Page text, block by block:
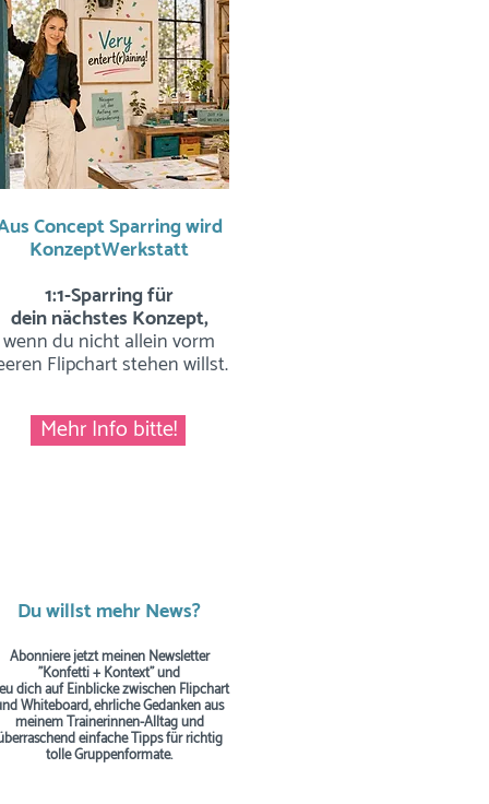
Concept Sparring wird
KonzeptWerkstatt
1:1-Sparring für
dein nächstes Konzept,
wenn du nicht allein vorm
Flipchart stehen willst.
Mehr Info bitte!
Du willst mehr News?
Abonniere jetzt meinen Newsletter
"Konfetti + Kontext" und
dich auf Einblicke zwischen Flipchart
Whiteboard, ehrliche Gedanken aus
meinem Trainerinnen-Alltag und
einfache Tippsfür richtig
tolle Gruppenformate.